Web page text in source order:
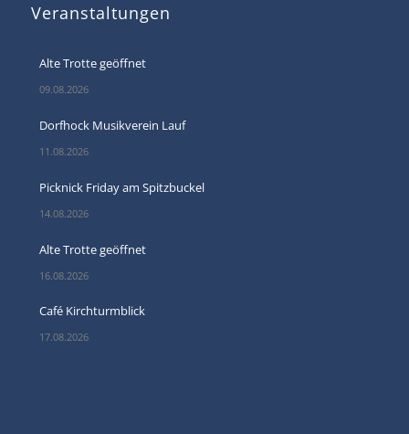
Veranstaltungen
Alte Trotte geöffnet
09.08.2026
Dorfhock Musikverein Lauf
11.08.2026
Picknick Friday am Spitzbuckel
14.08.2026
Alte Trotte geöffnet
16.08.2026
Café Kirchturmblick
17.08.2026